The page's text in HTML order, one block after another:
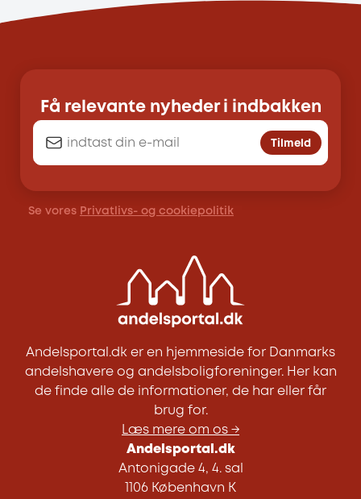
Få relevante nyheder i indbakken
Tilmeld
Se vores Privatlivs- og cookiepolitik
Andelsportal.dk er en hjemmeside for Danmarks
andelshavere og andelsboligforeninger. Her kan
de finde alle de informationer, de har eller får
brug for.
Læs mere om os →
Andelsportal.dk
Antonigade 4, 4. sal
1106 København K